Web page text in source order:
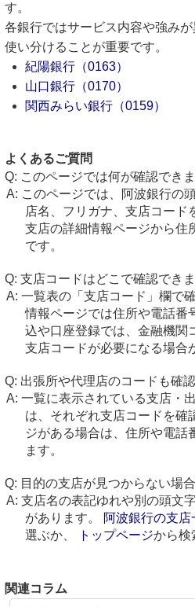
す。
各銀行ではサービス内容や強み
使い分けることが重要です。
紀陽銀行（0163）
山口銀行（0170）
関西みらい銀行（0159）
よくあるご質問
このページでは何が確認でき
このページでは、阿波銀行の
店名、フリガナ、支店コード
支店の詳細情報ページから住
です。
支店コードはどこで確認でき
一覧表の「支店コード」欄で
情報ページでは住所や電話番
込や口座登録では、金融機関
支店コードが必要になる場合
出張所や代理店のコードも確
一覧に表示されている支店・
は、それぞれ支店コードを確
ジがある場合は、住所や電話
ます。
目的の支店が見つからない場
支店名の表記ゆれや別の頭文
があります。
阿波銀行の支店
選ぶか、
トップページから検
関連コラム